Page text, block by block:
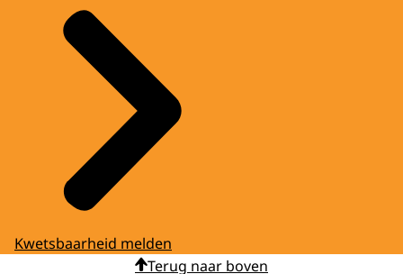
Kwetsbaarheid melden
Terug naar boven